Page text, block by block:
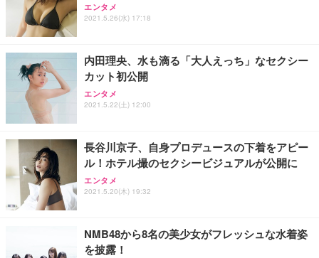
エンタメ
2021.5.26(水) 17:18
内田理央、水も滴る「大人えっち」なセクシー
カット初公開
エンタメ
2021.5.22(土) 12:00
長谷川京子、自身プロデュースの下着をアピー
ル！ホテル撮のセクシービジュアルが公開に
エンタメ
2021.5.20(木) 19:32
NMB48から8名の美少女がフレッシュな水着姿
を披露！